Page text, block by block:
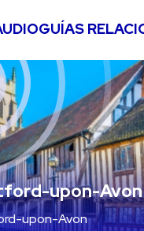
upon-Avon
upon-Avon